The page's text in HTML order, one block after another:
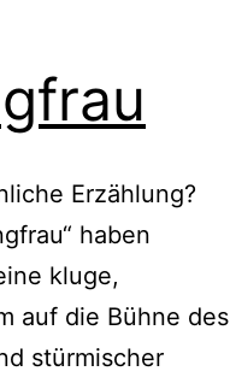
Erzählung?
haben
kluge,
auf die Bühne des
stürmischer